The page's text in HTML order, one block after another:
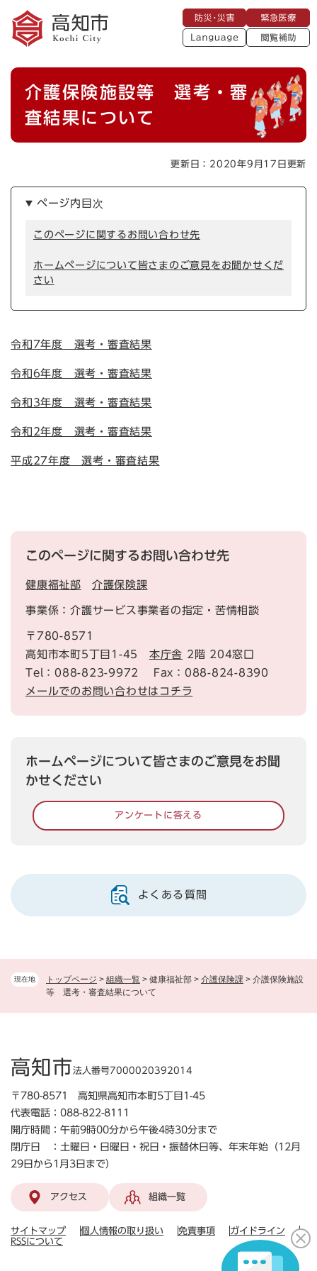
メニューを飛ばして本文へ
災
・
災
急
医
療
L
a
a
g
閲
助
現在地 トップページ > 組織一覧 > 健康福祉部 > 介護保険課 > 介護保険施設
等 選考・審査結果について
本
介護保険施設等 選考・審
査結果について
更新日：2020年9月17日更新
ページ内目次
このページに関するお問い合わせ先
ホームページについて皆さまのご意見をお聞かせくだ
さい
令和7年度 選考・審査結果
令和6年度 選考・審査結果
令和3年度 選考・審査結果
令和2年度 選考・審査結果
平成27年度 選考・審査結果
このページに関するお問い合わせ先
健康福祉部 介護保険課
事業係：介護サービス事業者の指定・苦情相談
〒780-8571
高知市本町5丁目1-45 本庁舎 2階 204窓口
Tel：088-823-9972
Fax：088-824-8390
メールでのお問い合わせはコチラ
ホームページについて皆さまのご意見をお聞
かせください
アンケートに答える
よくある質問
高知市法人番号7000020392014
〒780-8571 高知県高知市本町5丁目1-45
代表電話：088-822-8111
開庁時間：午前9時00分から午後4時30分まで
閉庁日 ：土曜日・日曜日・祝日・振替休日等、年末年始（12月
29日から1月3日まで）
アクセス 組織一覧
サイトマップ 個人情報の取り扱い 免責事項
ガイドライン
RSSについて